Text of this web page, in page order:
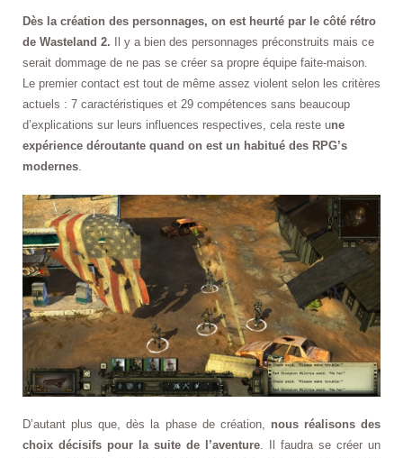
Dès la création des personnages, on est heurté par le côté rétro
de Wasteland 2. Il y a bien des personnages préconstruits mais ce
serait dommage de ne pas se créer sa propre équipe faite-maison.
Le premier contact est tout de même assez violent selon les critères
actuels : 7 caractéristiques et 29 compétences sans beaucoup
d’explications sur leurs influences respectives, cela reste une
expérience déroutante quand on est un habitué des RPG’s
modernes.
D’autant plus que, dès la phase de création, nous réalisons des
choix décisifs pour la suite de l’aventure. Il faudra se créer un